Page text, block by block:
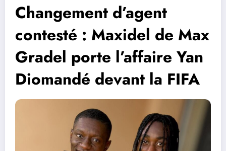
Changement d’agent
contesté : Maxidel de Max
Gradel porte l’affaire Yan
Diomandé devant la FIFA